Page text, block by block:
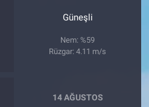
Güneşli
Nem: %59
Rüzgar: 4.11 m/s
14 AĞUSTOS